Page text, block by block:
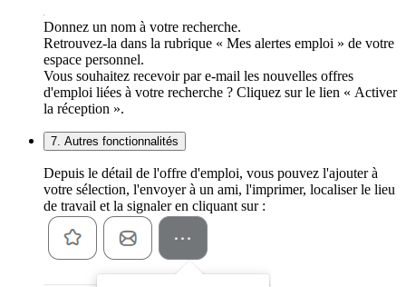
Donnez un nom à votre recherche.
Retrouvez-la dans la rubrique « Mes alertes emploi » de votre
espace personnel.
Vous souhaitez recevoir par e-mail les nouvelles offres
d'emploi liées à votre recherche ? Cliquez sur le lien « Activer
la réception ».
7. Autres fonctionnalités
Depuis le détail de l'offre d'emploi, vous pouvez l'ajouter à
votre sélection, l'envoyer à un ami, l'imprimer, localiser le lieu
de travail et la signaler en cliquant sur :